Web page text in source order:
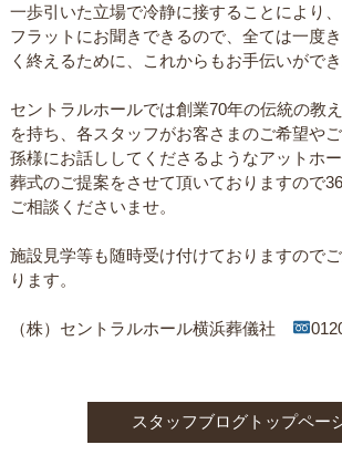
一歩引いた立場で冷静に接することにより
フラットにお聞きできるので、全ては一度
く終えるために、これからもお手伝いがで
セントラルホールでは創業70年の伝統の教
を持ち、各スタッフがお客さまのご希望や
孫様にお話ししてくださるようなアットホ
葬式のご提案をさせて頂いておりますので
ご相談くださいませ。
施設見学等も随時受け付けておりますので
ります。
（株）セントラルホール横浜葬儀社
スタッフブログトップペー